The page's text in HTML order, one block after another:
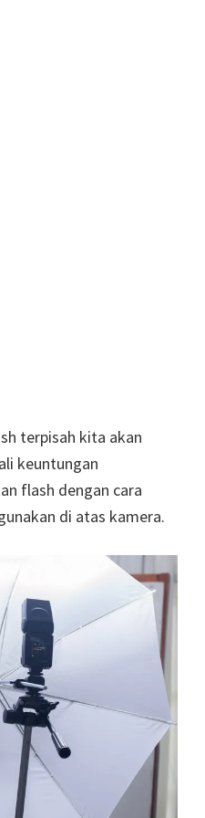
terpisah kita akan
keuntungan
flash dengan cara
di atas kamera.